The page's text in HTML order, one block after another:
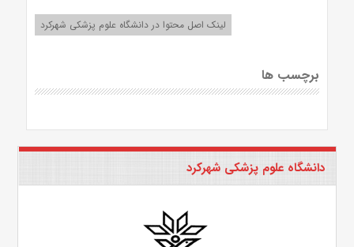
لینک اصل محتوا در دانشگاه علوم پزشکی شهرکرد
برچسب ها
دانشگاه علوم پزشکی شهرکرد